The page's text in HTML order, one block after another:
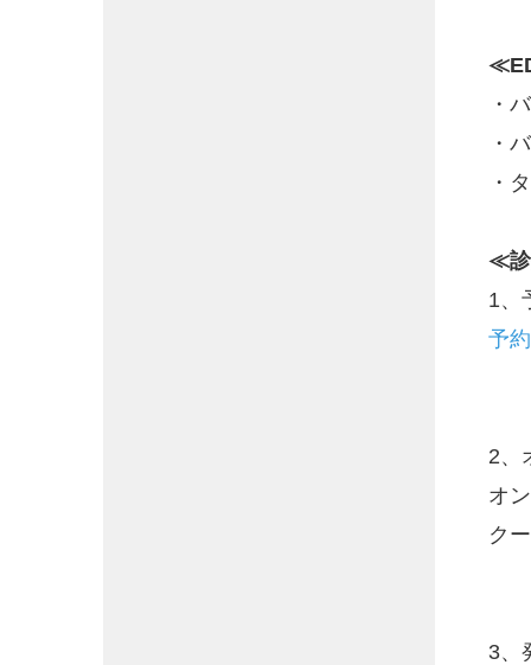
・
・
・
≪診
1、
予
2、
オ
ク
3、